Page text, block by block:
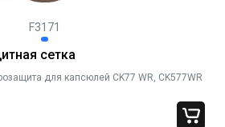
F3171
сетка
для капсюлей CK77 WR, CK577WR